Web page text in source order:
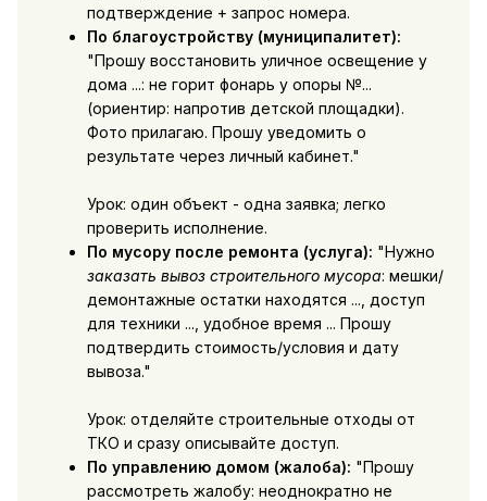
подтверждение + запрос номера.
По благоустройству (муниципалитет):
"Прошу восстановить уличное освещение у
дома ...: не горит фонарь у опоры №...
(ориентир: напротив детской площадки).
Фото прилагаю. Прошу уведомить о
результате через личный кабинет."
Урок: один объект - одна заявка; легко
проверить исполнение.
По мусору после ремонта (услуга): "Нужно
заказать вывоз строительного мусора: мешки/
демонтажные остатки находятся ..., доступ
для техники ..., удобное время ... Прошу
подтвердить стоимость/условия и дату
вывоза."
Урок: отделяйте строительные отходы от
ТКО и сразу описывайте доступ.
По управлению домом (жалоба): "Прошу
рассмотреть жалобу: неоднократно не